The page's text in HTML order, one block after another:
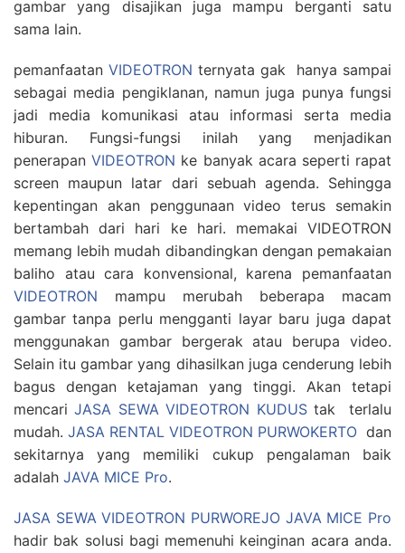
gambar yang disajikan juga mampu berganti satu
sama lain.
pemanfaatan VIDEOTRON ternyata gak hanya sampai
sebagai media pengiklanan, namun juga punya fungsi
jadi media komunikasi atau informasi serta media
hiburan. Fungsi-fungsi inilah yang menjadikan
penerapan VIDEOTRON ke banyak acara seperti rapat
screen maupun latar dari sebuah agenda. Sehingga
kepentingan akan penggunaan video terus semakin
bertambah dari hari ke hari. memakai VIDEOTRON
memang lebih mudah dibandingkan dengan pemakaian
baliho atau cara konvensional, karena pemanfaatan
VIDEOTRON mampu merubah beberapa macam
gambar tanpa perlu mengganti layar baru juga dapat
menggunakan gambar bergerak atau berupa video.
Selain itu gambar yang dihasilkan juga cenderung lebih
bagus dengan ketajaman yang tinggi. Akan tetapi
mencariJASA SEWA VIDEOTRON KUDUStak terlalu
mudah. JASA RENTAL VIDEOTRON PURWOKERTO dan
sekitarnya yang memiliki cukup pengalaman baik
adalah JAVA MICE Pro.
JASA SEWA VIDEOTRON PURWOREJO JAVA MICE Pro
hadir bak solusi bagi memenuhi keinginan acara anda.